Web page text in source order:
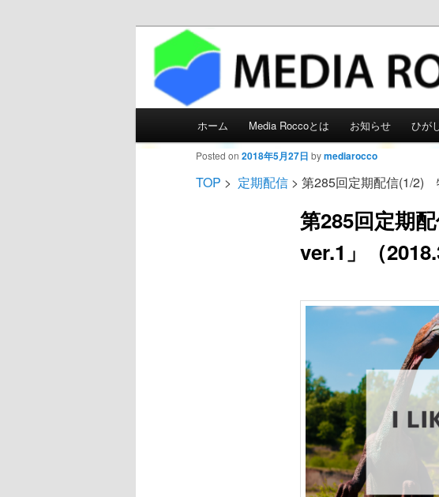
メディアろっこう
Skip to primary content
ホーム Media Roccoとは お知らせ ひが
TOP > 定期配信 > 第285回定期配信(1/2)
第285回定期
ver.1」（
Posted on 2018年5月27日 bymediarocco